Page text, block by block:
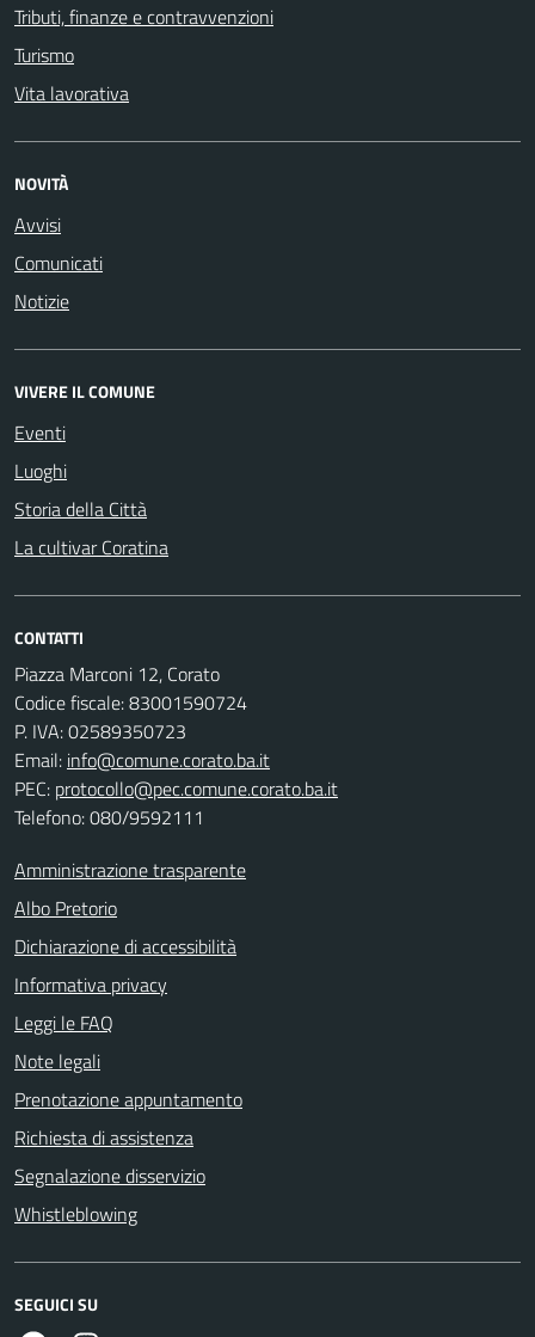
Tributi, finanze e contravvenzioni
Turismo
Vita lavorativa
NOVITÀ
Avvisi
Comunicati
Notizie
VIVERE IL COMUNE
Eventi
Luoghi
Storia della Città
La cultivar Coratina
CONTATTI
Piazza Marconi 12, Corato
Codice fiscale: 83001590724
P. IVA: 02589350723
Email: info@comune.corato.ba.it
PEC: protocollo@pec.comune.corato.ba.it
Telefono: 080/9592111
Amministrazione trasparente
Albo Pretorio
Dichiarazione di accessibilità
Informativa privacy
Leggi le FAQ
Note legali
Prenotazione appuntamento
Richiesta di assistenza
Segnalazione disservizio
Whistleblowing
SEGUICI SU